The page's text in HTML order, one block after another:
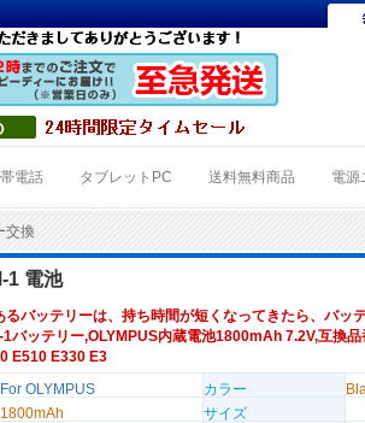
電話 タブレットPC 送料無料商品 電源
交換
1 電池
るバッテリーは、持ち時間が短くなってきたら、バッ
バッテリー,OLYMPUS内蔵電池1800mAh 7.2V,互換
E510 E330 E3
For OLYMPUS カラー
1800mAh
サイズ